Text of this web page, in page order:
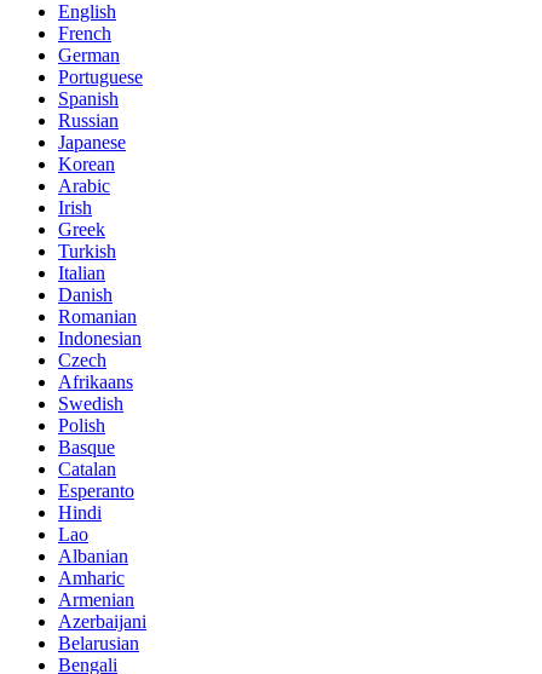
English
French
German
Portuguese
Spanish
Russian
Japanese
Korean
Arabic
Irish
Greek
Turkish
Italian
Danish
Romanian
Indonesian
Czech
Afrikaans
Swedish
Polish
Basque
Catalan
Esperanto
Hindi
Lao
Albanian
Amharic
Armenian
Azerbaijani
Belarusian
Bengali